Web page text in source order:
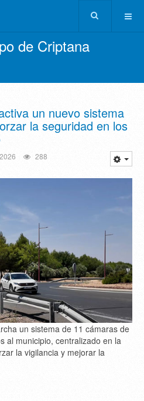
de Criptana
un nuevo sistema
la seguridad en los
288
un sistema de 11 cámaras de
al municipio, centralizado en la
la vigilancia y mejorar la